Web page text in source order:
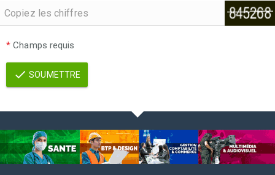
* Champs requis
SOUMETTRE